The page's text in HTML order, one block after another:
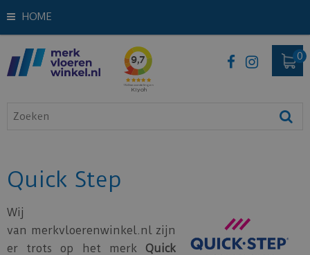
HOME
Quick Step
Wij
van merkvloerenwinkel.nl zijn
er trots op het merk Quick